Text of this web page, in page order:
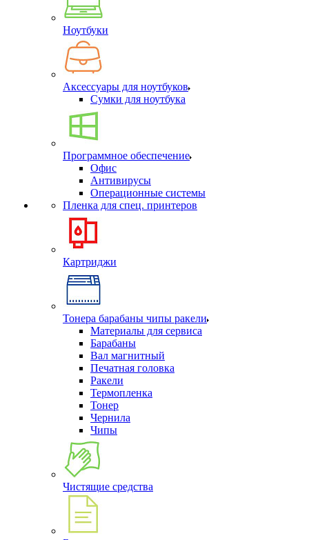
Ноутбуки
Аксессуары для ноутбуков
Сумки для ноутбука
Программное обеспечение
Офис
Антивирусы
Операционные системы
Пленка для спец. принтеров
Картриджи
Тонера барабаны чипы ракели
Материалы для сервиса
Барабаны
Вал магнитный
Печатная головка
Ракели
Термопленка
Тонер
Чернила
Чипы
Чистящие средства